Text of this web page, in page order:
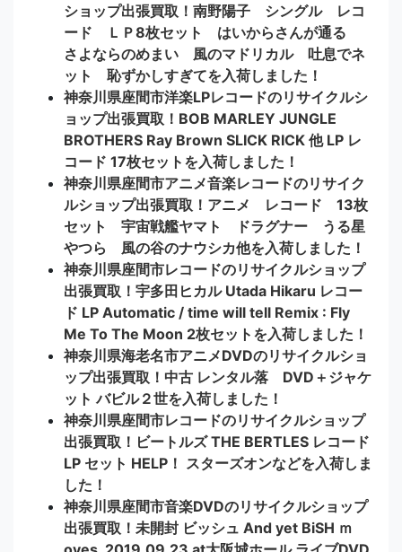
ショップ出張買取！南野陽子 シングル レコ
ード ＬＰ8枚セット はいからさんが通る
さよならのめまい 風のマドリカル 吐息でネ
ット 恥ずかしすぎてを入荷しました！
神奈川県座間市洋楽LPレコードのリサイクルシ
ョップ出張買取！BOB MARLEY JUNGLE
BROTHERS Ray Brown SLICK RICK 他 LP レ
コード 17枚セットを入荷しました！
神奈川県座間市アニメ音楽レコードのリサイク
ルショップ出張買取！アニメ レコード 13枚
セット 宇宙戦艦ヤマト ドラグナー うる星
やつら 風の谷のナウシカ他を入荷しました！
神奈川県座間市レコードのリサイクルショップ
出張買取！宇多田ヒカル Utada Hikaru レコー
ド LP Automatic / time will tell Remix : Fly
Me To The Moon 2枚セットを入荷しました！
神奈川県海老名市アニメDVDのリサイクルショ
ップ出張買取！中古 レンタル落 DVD＋ジャケ
ット バビル２世を入荷しました！
神奈川県座間市レコードのリサイクルショップ
出張買取！ビートルズ THE BERTLES レコード
LP セット HELP！ スターズオンなどを入荷しま
した！
神奈川県座間市音楽DVDのリサイクルショップ
出張買取！未開封 ビッシュ And yet BiSH ｍ